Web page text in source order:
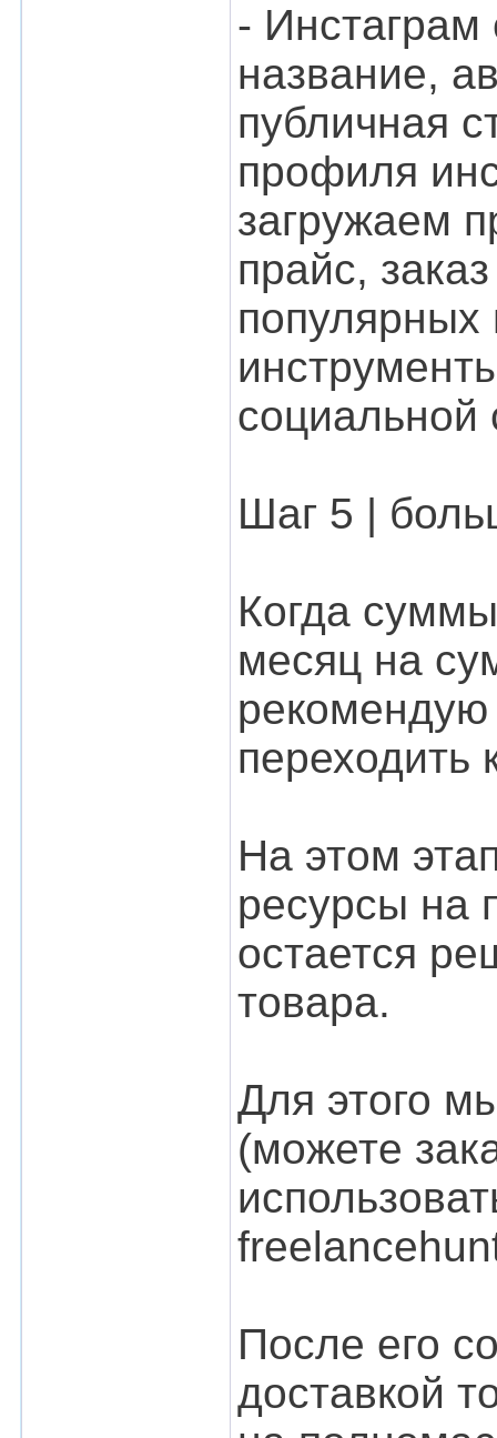
-
название,
публичная
профиля
загружаем
прайс,
популярных
Шаг 5 |
Когда
месяц на
рекомендую
переходить
На этом
ресурсы на
остается
товара.
Для этого
(можете
После его
доставкой